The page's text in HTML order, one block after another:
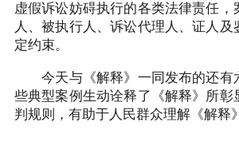
虚假诉讼妨碍执行的各类法律责任，
人、被执行人、诉讼代理人、证人及
定约束。
今天与《解释》一同发布的还有
些典型案例生动诠释了《解释》所彰
判规则，有助于人民群众理解《解释